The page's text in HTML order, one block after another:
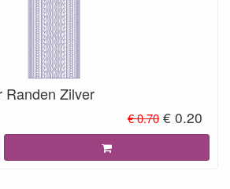
Randen Zilver
€ 0.70 € 0.20